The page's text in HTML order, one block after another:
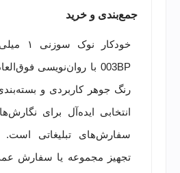
جمع‌بندی و خرید
انتخابی ایده‌آل برای
سفارش‌های تبلیغاتی
تجهیز مجموعه یا سفارش